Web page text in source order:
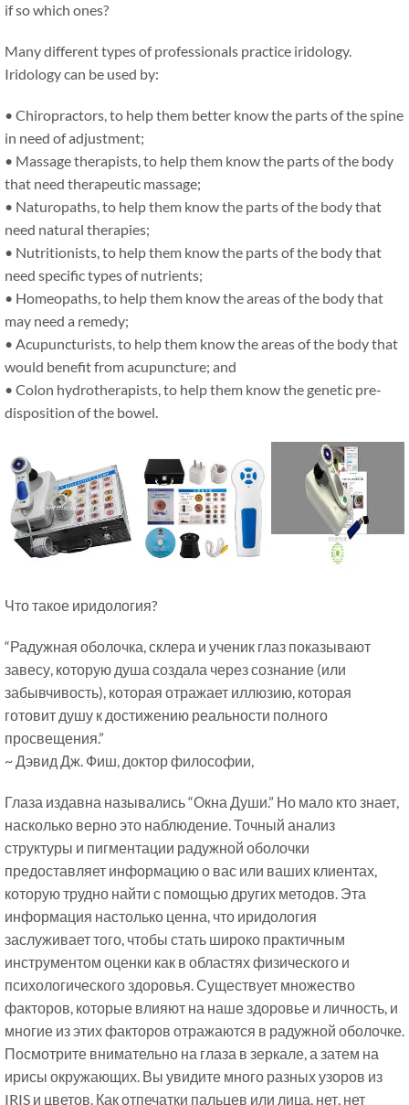
if so which ones?
Many different types of professionals practice iridology.
Iridology can be used by:
• Chiropractors, to help them better know the parts of the spine
in need of adjustment;
• Massage therapists, to help them know the parts of the body
that need therapeutic massage;
• Naturopaths, to help them know the parts of the body that
need natural therapies;
• Nutritionists, to help them know the parts of the body that
need specific types of nutrients;
• Homeopaths, to help them know the areas of the body that
may need a remedy;
• Acupuncturists, to help them know the areas of the body that
would benefit from acupuncture; and
• Colon hydrotherapists, to help them know the genetic pre-
disposition of the bowel.
Что такое иридология?
“Радужная оболочка, склера и ученик глаз показывают
завесу, которую душа создала через сознание (или
забывчивость), которая отражает иллюзию, которая
готовит душу к достижению реальности полного
просвещения.”
~ Дэвид Дж. Фиш, доктор философии,
Глаза издавна назывались “Окна Души.” Но мало кто знает,
насколько верно это наблюдение. Точный анализ
структуры и пигментации радужной оболочки
предоставляет информацию о вас или ваших клиентах,
которую трудно найти с помощью других методов. Эта
информация настолько ценна, что иридология
заслуживает того, чтобы стать широко практичным
инструментом оценки как в областях физического и
психологического здоровья. Существует множество
факторов, которые влияют на наше здоровье и личность, и
многие из этих факторов отражаются в радужной оболочке.
Посмотрите внимательно на глаза в зеркале, а затем на
ирисы окружающих. Вы увидите много разных узоров из
IRIS и цветов. Как отпечатки пальцев или лица, нет, нет